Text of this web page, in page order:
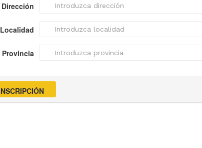
Dirección
Localidad
Provincia